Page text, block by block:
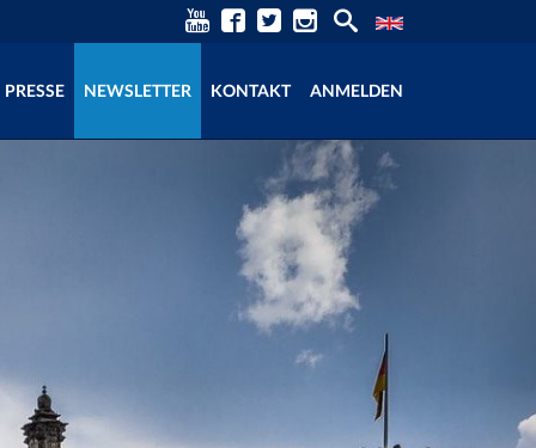
PRESSE NEWSLETTER KONTAKT ANMELDEN